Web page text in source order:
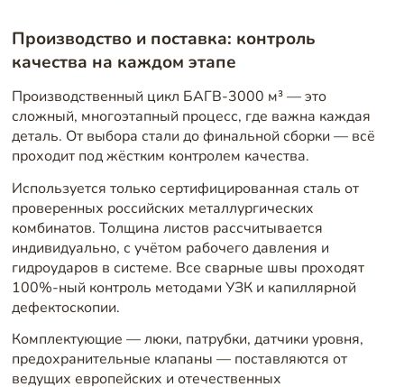
Производство и поставка: контроль
качества на каждом этапе
Производственный цикл БАГВ-3000 м³ — это
сложный, многоэтапный процесс, где важна каждая
деталь. От выбора стали до финальной сборки — всё
проходит под жёстким контролем качества.
Используется только сертифицированная сталь от
проверенных российских металлургических
комбинатов. Толщина листов рассчитывается
индивидуально, с учётом рабочего давления и
гидроударов в системе. Все сварные швы проходят
100%-ный контроль методами УЗК и капиллярной
дефектоскопии.
Комплектующие — люки, патрубки, датчики уровня,
предохранительные клапаны — поставляются от
ведущих европейских и отечественных